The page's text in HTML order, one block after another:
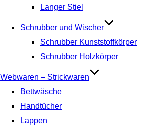
Langer Stiel
Schrubber und Wischer
Schrubber Kunststoffkörper
Schrubber Holzkörper
Webwaren – Strickwaren
Bettwäsche
Handtücher
Lappen